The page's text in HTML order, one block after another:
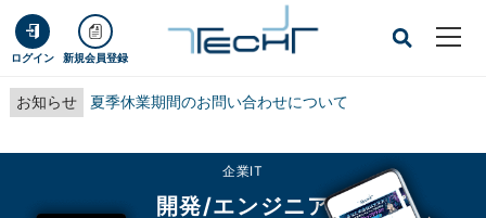
ログイン 新規会員登録
お知らせ 夏季休業期間のお問い合わせについて
企業IT
開発/エンジニア